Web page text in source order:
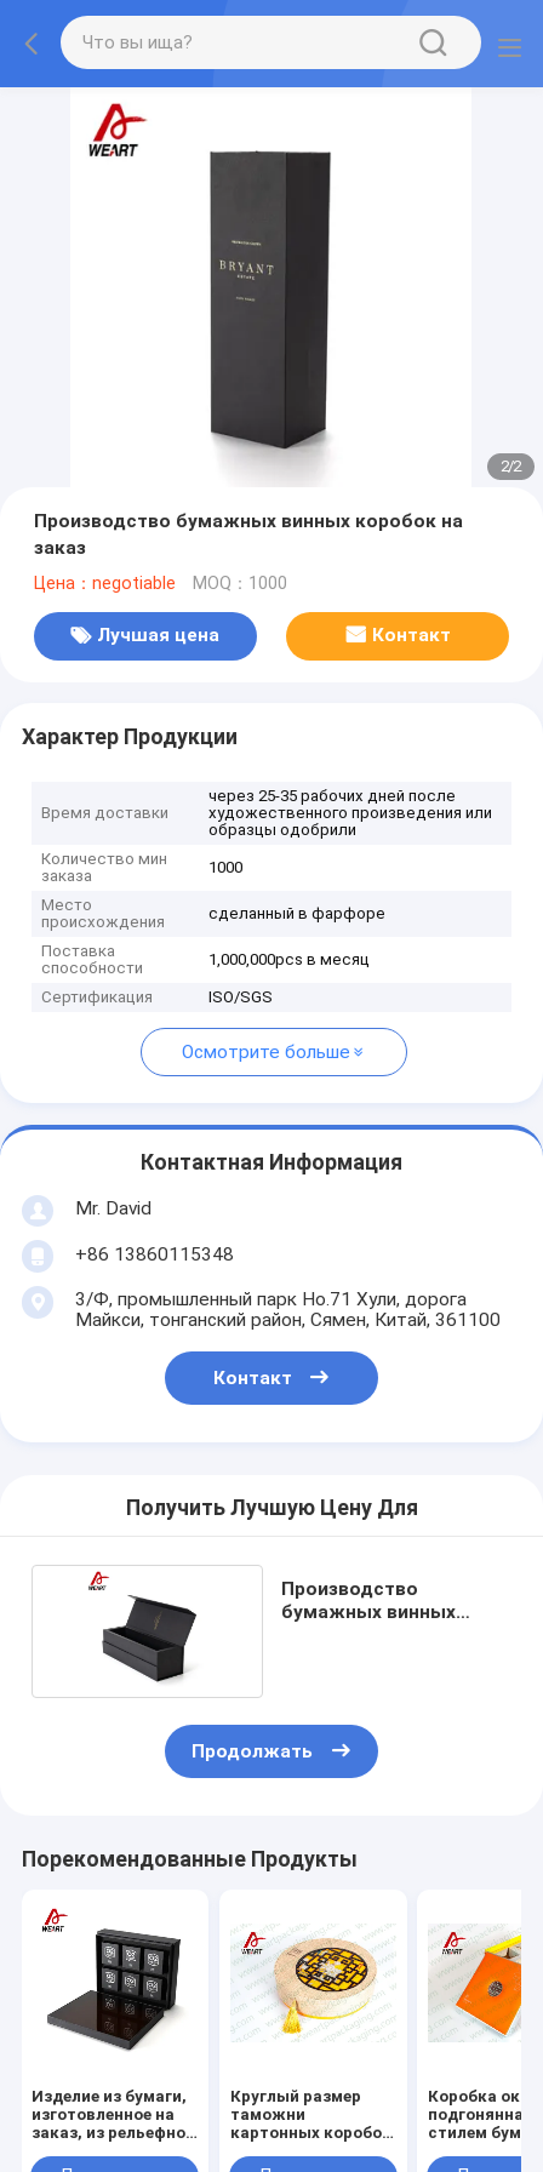
1/2
Производство бумажных винных коробок на
заказ
Цена：negotiable MOQ：1000
Лучшая цена Контакт
Характер Продукции
Время доставки
через 25-35 рабочих дней после
художественного произведения или
образцы одобрили
Количество мин
заказа
1000
Место
происхождения
сделанный в фарфоре
Поставка
способности
1,000,000pcs в месяц
Сертификация ISO/SGS
Осмотрите больше
Контактная Информация
Mr. David
+86 13860115348
3/Ф, промышленный парк Но.71 Хули, дорога
Майкси, тонганский район, Сямен, Китай, 361100
Контакт
Получить Лучшую Цену Для
Производство
бумажных винных
Продолжать
Порекомендованные Продукты
Изделие из бумаги,
изготовленное на
заказ, из рельефной
Круглый размер
таможни
картонных коробок
Коробка окна
подгонянная
стилем